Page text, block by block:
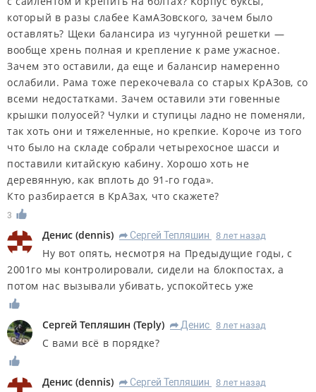
который в разы слабее КамАЗовского, зачем было
оставлять? Щеки балансира из чугунной решетки —
вообще хрень полная и крепление к раме ужасное.
Зачем это оставили, да еще и балансир намеренно
ослабили. Рама тоже перекочевала со старых КрАЗов, со
всеми недостатками. Зачем оставили эти говенные
крышки полуосей? Чулки и ступицы ладно не поменяли,
так хоть они и тяжеленные, но крепкие. Короче из того
что было на складе собрали четырехосное шасси и
поставили китайскую кабину. Хорошо хоть не
деревянную, как вплоть до 91-го года».
Кто разбирается в КрАЗах, что скажете?
3
Денис (dennis) R Сергей Тепляшин 8 лет назад
Ну вот опять, несмотря на Предыдущие годы, с
2001го мы контролировали, сидели на блокпостах, а
потом нас вызывали убивать, успокойтесь уже
Сергей Тепляшин (Teply) R Денис 8 лет назад
С вами всё в порядке?
Денис (dennis) R Сергей Тепляшин 8 лет назад